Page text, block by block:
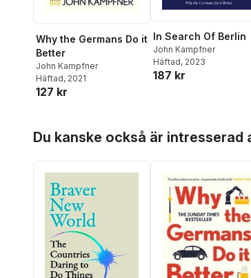
Why the Germans Do it
Better
John Kampfner
Häftad, 2021
127 kr
In Search Of Berlin
John Kampfner
Häftad, 2023
187 kr
Du kanske också är intresserad